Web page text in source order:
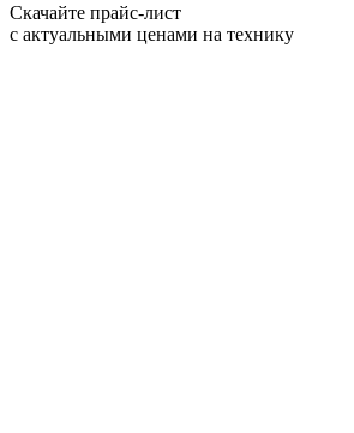
Скачайте прайс-лист
с актуальными ценами на технику